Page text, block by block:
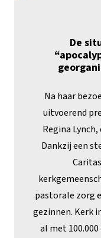
De
Na haar
uitvoerend
Regina
Dankzij een
pastorale zorg
gezinnen. Kerk
al met